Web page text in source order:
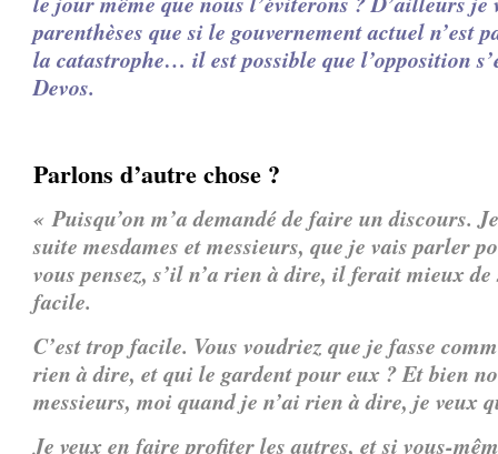
parenthèses que si le gouvernement actuel n’est
la catastrophe… il est possible que l’opposition
Devos.
Parlons d’autre chose ?
«Puisqu’on m’a demandé de faire un discours.
suite mesdames et messieurs, que je vais parler
vous pensez, s’il n’a rien à dire, il ferait mieux
facile.
C’est trop facile. Vous voudriez que je fasse
rien à dire, et qui le gardent pour eux ?Et bien
messieurs, moi quand je n’ai rien à dire, je veux
Je veux en faire profiter les autres, et si vous-